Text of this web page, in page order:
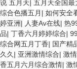
说 五月天| 五月天全国最
综合色播五月 | 如何安全
婷亚洲| 人妻Av在线| 热
品| 丁香六月婷婷综合|
综合网五月丁香| 国产精
久久 | 亚洲激情综合| 激
香五月六月综合激情| 激